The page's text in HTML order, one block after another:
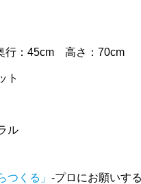
行：45cm 高さ：70cm
ト
ル
つくる」 -プロにお願いす